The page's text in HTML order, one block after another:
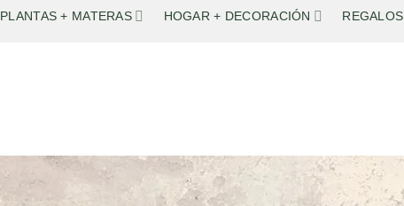
PLANTAS + MATERAS HOGAR + DECORACIÓN REGALOS